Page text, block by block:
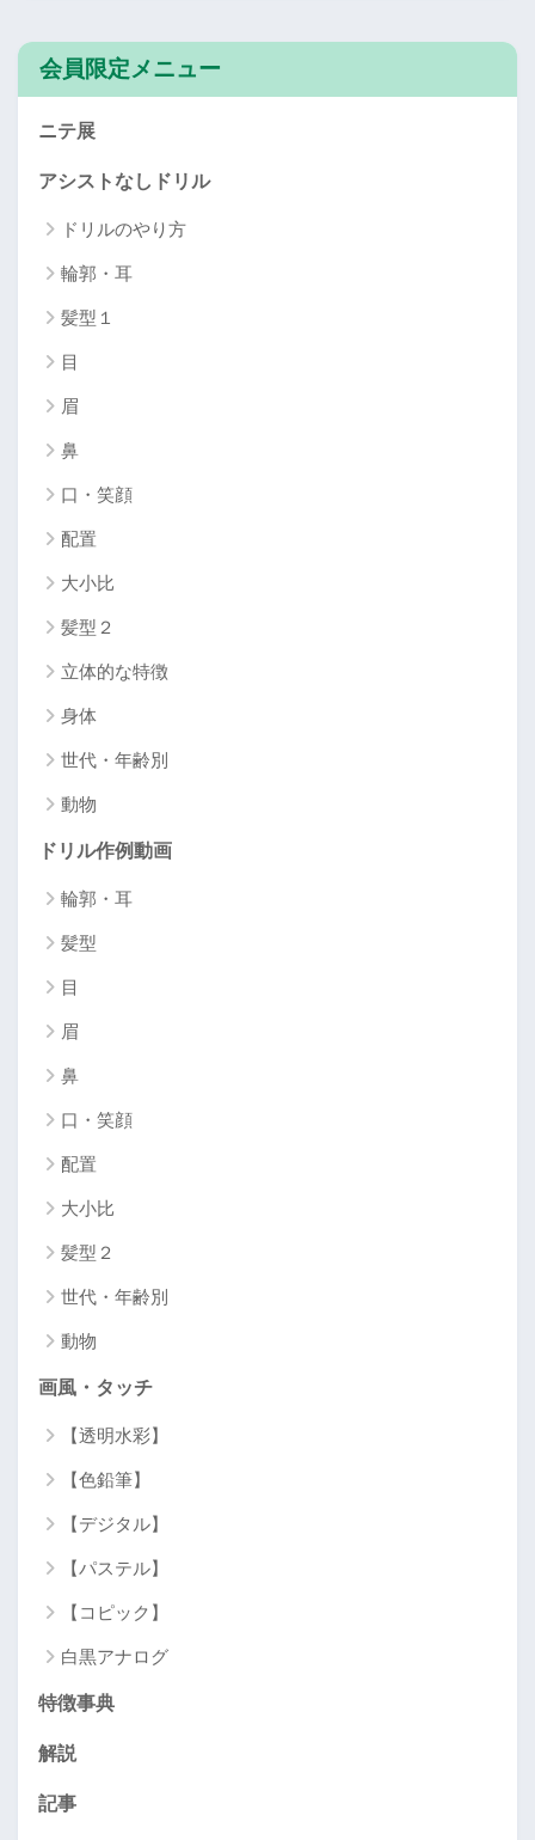
会員限定メニュー
ニテ展
アシストなしドリル
ドリルのやり方
輪郭・耳
髪型１
目
眉
鼻
口・笑顔
配置
大小比
髪型２
立体的な特徴
身体
世代・年齢別
動物
ドリル作例動画
輪郭・耳
髪型
目
眉
鼻
口・笑顔
配置
大小比
髪型２
世代・年齢別
動物
画風・タッチ
【透明水彩】
【色鉛筆】
【デジタル】
【パステル】
【コピック】
白黒アナログ
特徴事典
解説
記事